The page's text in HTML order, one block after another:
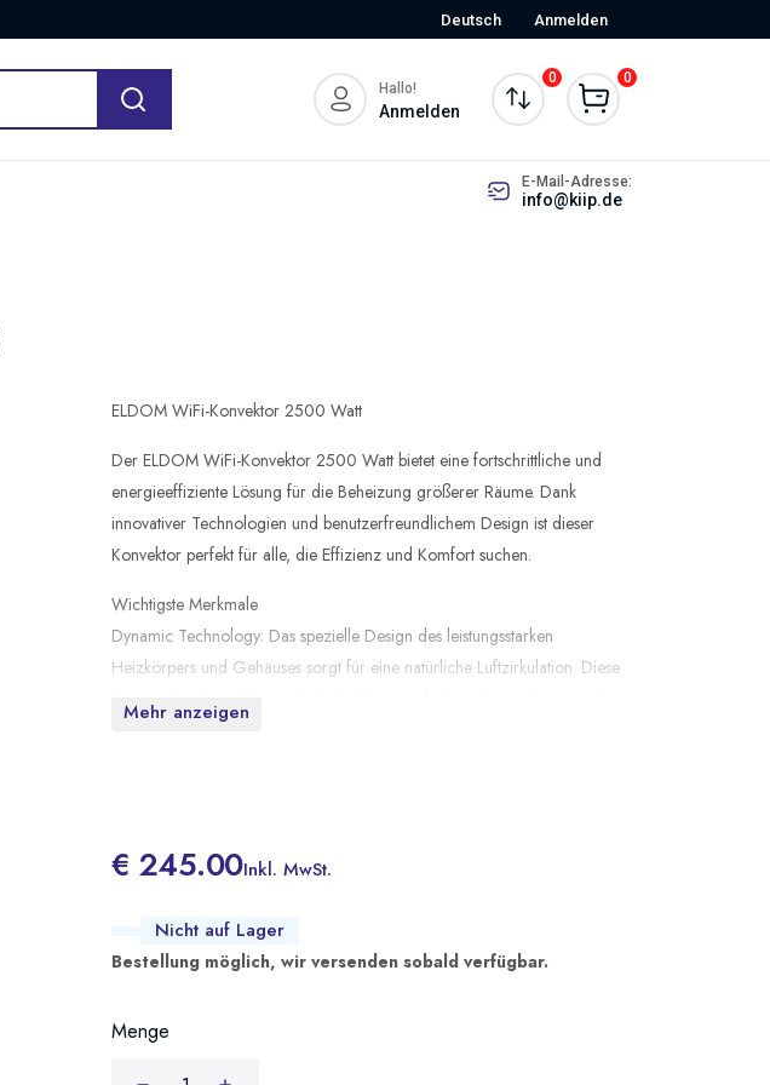
Deutsch Anmelden
Hallo!
Anmelden
0 0
E-Mail-Adresse:
info@kiip.de
ELDOM WiFi-Konvektor 2500 Watt
Der ELDOM WiFi-Konvektor 2500 Watt bietet eine fortschrittliche und
energieeffiziente Lösung für die Beheizung größerer Räume. Dank
innovativer Technologien und benutzerfreundlichem Design ist dieser
Konvektor perfekt für alle, die Effizienz und Komfort suchen.
Wichtigste Merkmale
Dynamic Technology: Das spezielle Design des leistungsstarken
Heizkörpers und Gehäuses sorgt für eine natürliche Luftzirkulation. Diese
dynamische Konvektion verteilt die Wärme gleichmäßig im Raum und
Nutzung während Niedertarifzeiten.
und schaltet die Heizung vorübergehend aus, um Energie zu sparen.
Schlafmodus: Senkt die eingestellte Temperatur innerhalb von 2 Stunden
Lange Lebensdauer: Das solide U-förmige Heizelement ist in einen doppelt
gerippten Aluminiumheizkörper eingekapselt, was für einen besseren
Mehr anzeigen
€ 245.00Inkl. MwSt.
Nicht auf Lager
Bestellung möglich, wir versenden sobald verfügbar.
Menge